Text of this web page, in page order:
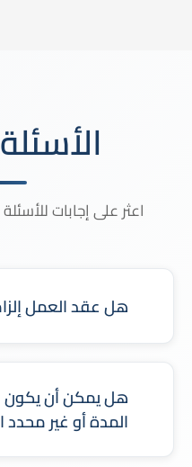
اعثر على إجابات
هل عقد العمل
نعم، يشترط نظام
مكتوب يحدد حقوق
والموظف.
هل يمكن أن
المدة أو غير محدد